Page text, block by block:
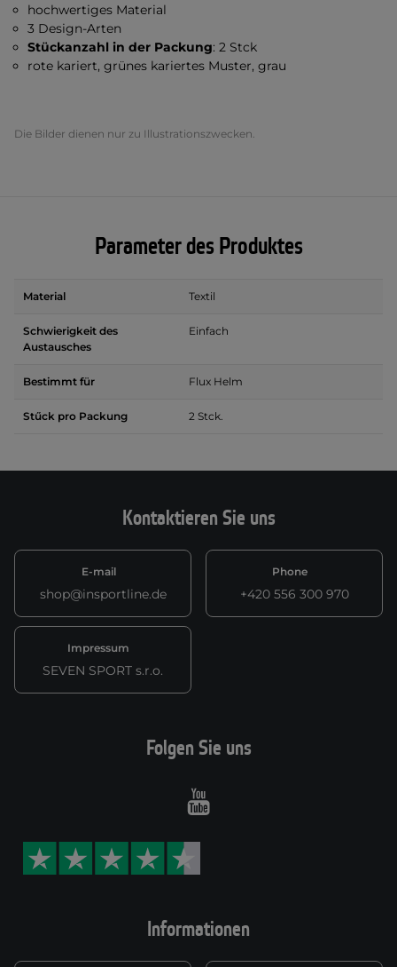
hochwertiges Material
3 Design-Arten
Stückanzahl in der Packung: 2 Stck
rote kariert, grünes kariertes Muster, grau
Die Bilder dienen nur zu Illustrationszwecken.
Parameter des Produktes
Material Textil
Schwierigkeit des
Austausches
Einfach
Bestimmt für Flux Helm
Stűck pro Packung 2 Stck.
Kontaktieren Sie uns
E-mail
shop@insportline.de
Phone
+420 556 300 970
Impressum
SEVEN SPORT s.r.o.
Informationen
Folgen Sie uns
Youtube